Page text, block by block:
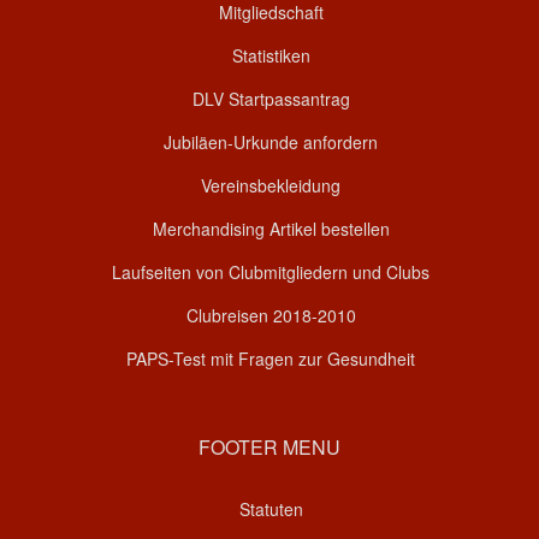
Mitgliedschaft
Statistiken
DLV Startpassantrag
Jubiläen-Urkunde anfordern
Vereinsbekleidung
Merchandising Artikel bestellen
Laufseiten von Clubmitgliedern und Clubs
Clubreisen 2018-2010
PAPS-Test mit Fragen zur Gesundheit
FOOTER MENU
Statuten